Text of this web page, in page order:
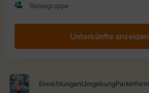
Unterkünfte anzeigen